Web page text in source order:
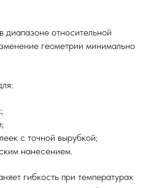
диапазоне относительной
геометрии минимально
с точной вырубкой;
нанесением.
гибкость при температурах